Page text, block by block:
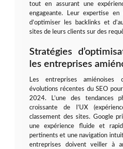
tout en assurant une
engageante. Leur expertise
d’optimiser les backlinks et
sites de leurs clients sur des
Stratégies
les entreprises
Les entreprises amiénoises
évolutions récentes du SEO
2024. L’une des tendances
croissante de l’UX
classement des sites. Google
une expérience fluide et
pertinents et une navigation
entreprises doivent veiller à